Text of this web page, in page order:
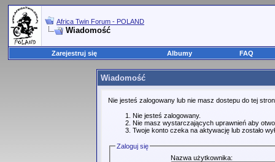
Africa Twin Forum - POLAND
Wiadomość
Zarejestruj się Albumy FAQ
Wiadomość
Nie jesteś zalogowany lub nie masz dostepu do tej
Nie jesteś zalogowany.
Nie masz wystarczających uprawnień aby
Twoje konto czeka na aktywację lub zostało
Zaloguj się
Nazwa użytkownika: